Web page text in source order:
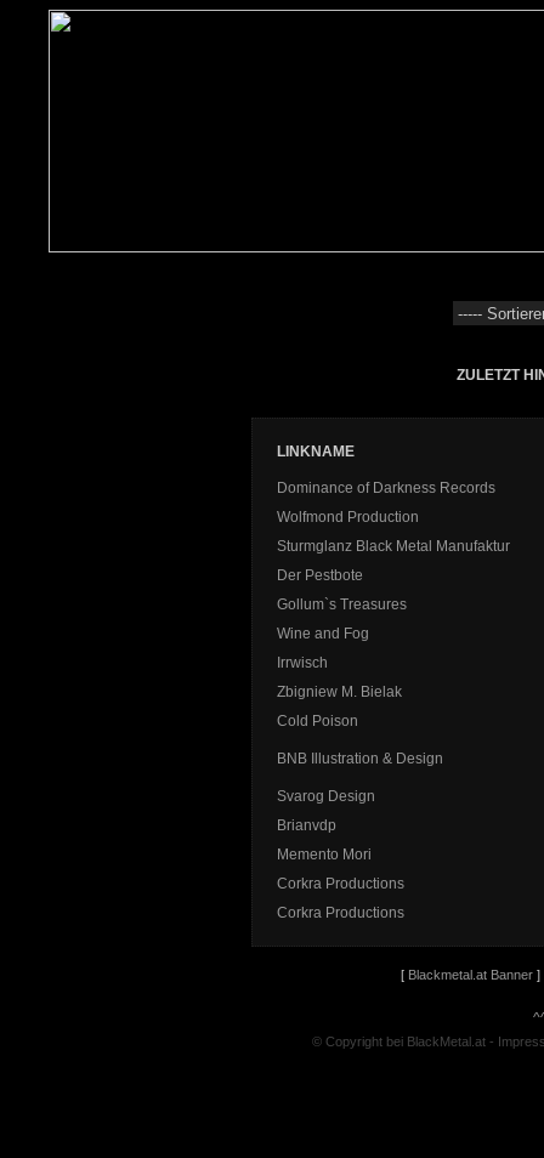
ZULETZT
LINKNAME
Dominance of Darkness Records
Wolfmond Production
Sturmglanz Black Metal Manufaktur
Der Pestbote
Gollum`s Treasures
Wine and Fog
Irrwisch
Zbigniew M. Bielak
Cold Poison
BNB Illustration & Design
Svarog Design
Brianvdp
Memento Mori
Corkra Productions
Corkra Productions
[ Blackmetal.at Banner]
© Copyright bei BlackMetal.at -